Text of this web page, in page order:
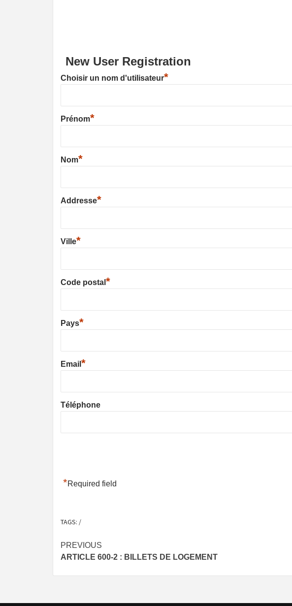
New User Registration
Choisir un nom d'utilisateur*
Prénom*
Nom*
Addresse*
Ville*
Code postal *
Pays*
Email *
Téléphone
*Required field
TAGS: /
Post
navigation
PREVIOUS
ARTICLE 600-2 : BILLETS DE LOGEMENT